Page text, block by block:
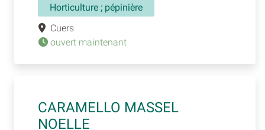
Horticulture ; pépinière
Cuers
ouvert maintenant
CARAMELLO MASSEL
NOELLE